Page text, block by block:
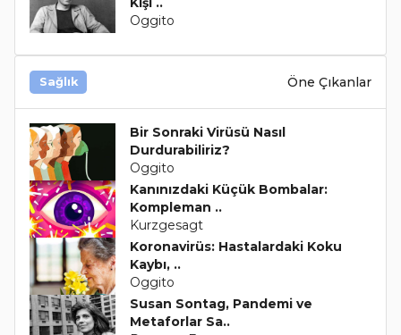
Oggito
Sağlık Öne Çıkanlar
Bir Sonraki Virüsü Nasıl
Durdurabiliriz?
Oggito
Kanınızdaki Küçük Bombalar:
Kompleman ..
Kurzgesagt
Koronavirüs: Hastalardaki Koku
Kaybı, ..
Oggito
Susan Sontag, Pandemi ve
Metaforlar Sa..